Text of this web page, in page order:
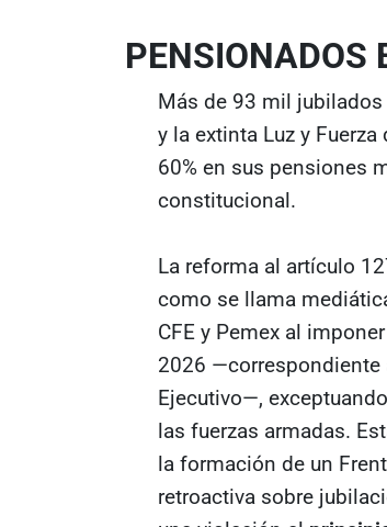
PENSIONADOS
Más de 93 mil jubilados
y la extinta Luz y
60% en sus pensiones
constitucional.
La reforma al artículo
como se llama
CFE y Pemex al
2026 —correspondiente
Ejecutivo—,
las fuerzas armadas.
la formación de un
retroactiva sobre